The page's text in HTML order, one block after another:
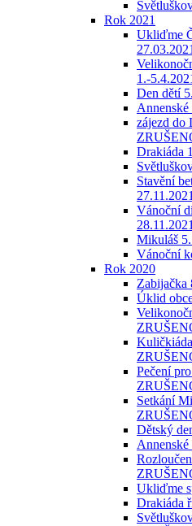
Rok 2021
Ukliďme
27.03.2021
1.-
Den dětí
zájezd do
Drakiáda
Stavění
27.11.2021
Vánoční
28.11.2021
Mikuláš
Vánoční
Rok 2020
Zabijačka
Úklid
Pečení
Setkání
Dětský
Ukliďme
Drakiáda